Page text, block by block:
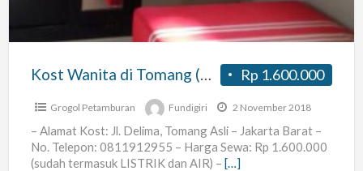
Dalam)
Rp 1.600.000
Kost Wanita di Tomang (Kamar Mandi Dalam)
Grogol Petamburan Fundigiri 2 November 2018
– Alamat Kost: Jl. Delima, Tomang Asli – Jakarta Barat –
No. Telepon: 0811912955 – Harga Sewa: Rp 1.600.000
(sudah termasuk LISTRIK dan AIR) – […]